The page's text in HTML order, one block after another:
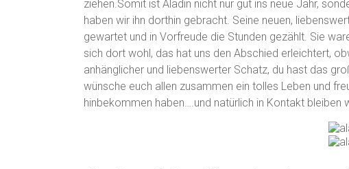
ziehen.Somit ist Aladin nicht nur gut ins neue Jahr,
haben wir ihn dorthin gebracht. Seine neuen,
gewartet und in Vorfreude die Stunden gezählt. Sie
sich dort wohl, das hat uns den Abschied erleichtert,
anhänglicher und liebenswerter Schatz, du hast das
wünsche euch allen zusammen ein tolles Leben und
hinbekommen haben….und natürlich in Kontakt bleiben